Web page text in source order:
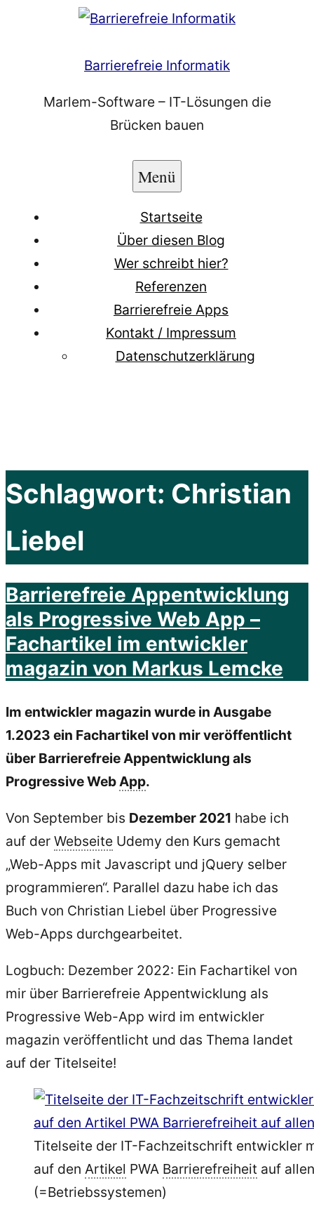
Barrierefreie Informatik
Marlem-Software – IT-Lösungen die
Brücken bauen
Menü
Startseite
Über diesen Blog
Wer schreibt hier?
Referenzen
Barrierefreie Apps
Kontakt / Impressum
Datenschutzerklärung
Schlagwort: Christian
Liebel
Barrierefreie Appentwicklung
als Progressive Web App –
Fachartikel im entwickler
magazin von Markus Lemcke
Im entwickler magazin wurde in Ausgabe
1.2023 ein Fachartikel von mir veröffentlicht
über Barrierefreie Appentwicklung als
Progressive WebApp.
Von September bis Dezember 2021 habe ich
auf der Webseite Udemy den Kurs gemacht
„Web-Apps mit Javascript und jQuery selber
programmieren“. Parallel dazu habe ich das
Buch von Christian Liebel über Progressive
Web-Apps durchgearbeitet.
Logbuch: Dezember 2022: Ein Fachartikel von
mir über Barrierefreie Appentwicklung als
Progressive Web-App wird im entwickler
magazin veröffentlicht und das Thema landet
auf der Titelseite!
Titelseite der IT-Fachzeitschrift entwickler
auf den Artikel PWA Barrierefreiheit auf
(=Betriebssystemen)